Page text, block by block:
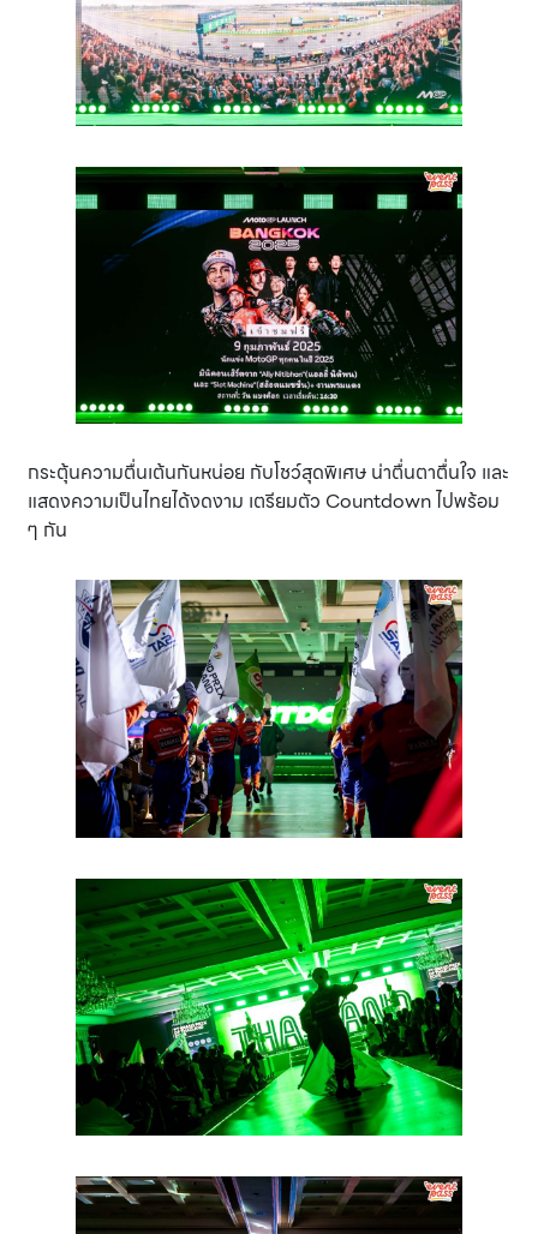
กระตุ้นความตื่นเต้นกันหน่อย กับโชว์สุดพิเศษ น่าตื่นตาตื่นใจ และ
แสดงความเป็นไทยได้งดงาม เตรียมตัว Countdown ไปพร้อม
ๆ กัน